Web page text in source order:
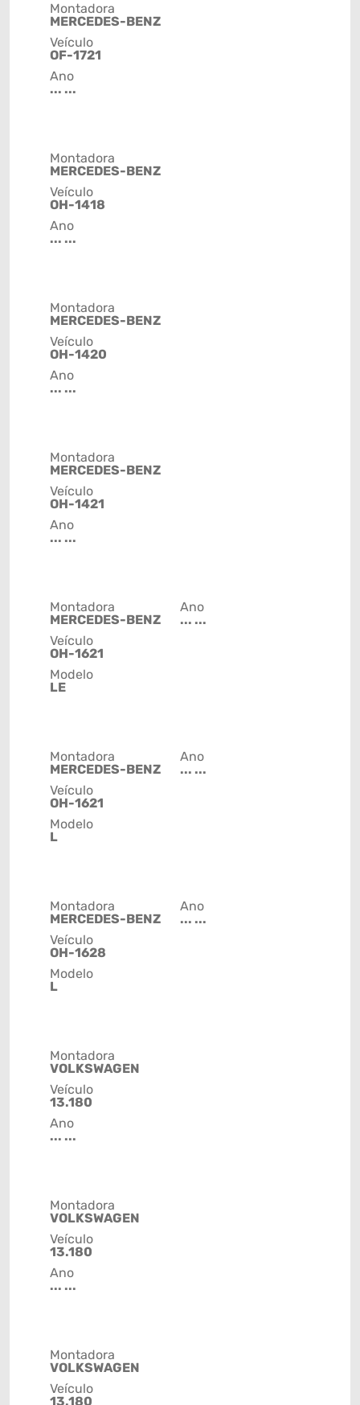
Montadora
MERCEDES-BENZ
Veículo
OF-1721
Ano
... ...
Montadora
MERCEDES-BENZ
Veículo
OH-1418
Ano
... ...
Montadora
MERCEDES-BENZ
Veículo
OH-1420
Ano
... ...
Montadora
MERCEDES-BENZ
Veículo
OH-1421
Ano
... ...
Montadora
MERCEDES-BENZ
Veículo
OH-1621
Modelo
LE
Ano
... ...
Montadora
MERCEDES-BENZ
Veículo
OH-1621
Modelo
L
Ano
... ...
Montadora
MERCEDES-BENZ
Veículo
OH-1628
Modelo
L
Ano
... ...
Montadora
VOLKSWAGEN
Veículo
13.180
Ano
... ...
Montadora
VOLKSWAGEN
Veículo
13.180
Ano
... ...
Montadora
VOLKSWAGEN
Veículo
13.180